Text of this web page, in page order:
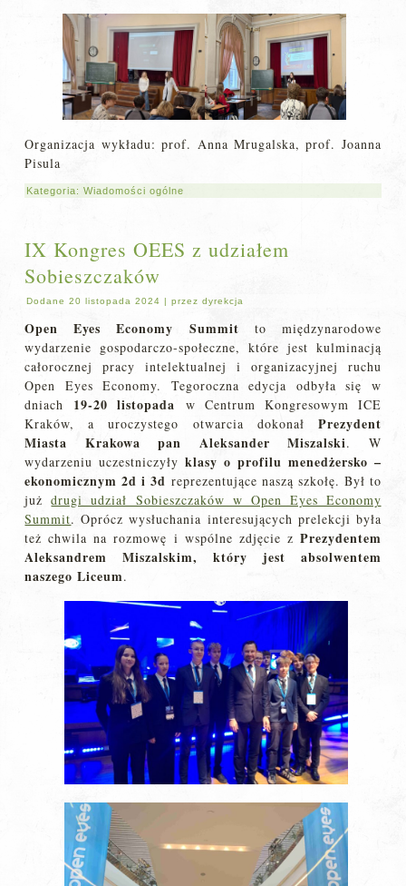
Organizacja wykładu: prof. Anna Mrugalska, prof. Joanna
Pisula
Kategoria:Wiadomości ogólne
IX Kongres OEES z udziałem
Sobieszczaków
Dodane 20 listopada 2024 |przez dyrekcja
Open Eyes Economy Summit to międzynarodowe
wydarzenie gospodarczo-społeczne, które jest kulminacją
całorocznej pracy intelektualnej i organizacyjnej ruchu
Open Eyes Economy. Tegoroczna edycja odbyła się w
dniach 19-20 listopada w Centrum Kongresowym ICE
Kraków, a uroczystego otwarcia dokonał Prezydent
Miasta Krakowa pan Aleksander Miszalski. W
wydarzeniu uczestniczyłyklasy o profilu menedżersko –
ekonomicznym 2d i 3d reprezentujące naszą szkołę. Był to
jużdrugi udział Sobieszczaków w Open Eyes Economy
Summit. Oprócz wysłuchania interesujących prelekcji była
też chwila na rozmowę i wspólne zdjęcie z Prezydentem
Aleksandrem Miszalskim, który jest absolwentem
naszego Liceum.